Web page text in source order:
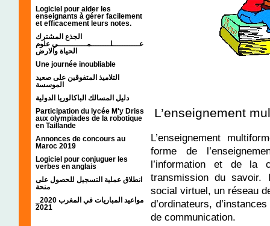
Logiciel pour aider les
enseignants à gérer facilement
et efficacement leurs notes.
الجذع المشترك
عـــــــــــلــــــــمــــــــــــي علوم
الحياة والارض
Une journée inoubliable
التلاميذ المتفوقين على صعيد
الموسسة
دليل المسالك الباكالوريا الدولية
Participation du lycée M'y Driss
aux olympiades de la robotique
en Taillande
Annonces de concours au
Maroc 2019
Logiciel pour conjuguer les
verbes en anglais
انطلاق عملية التسجيل للحصول على
منحة
2021
L’enseignement
L’enseignement
forme de
l’information et de la
transmission du savoir.
social virtuel, un réseau
d’ordinateurs,
de communication.